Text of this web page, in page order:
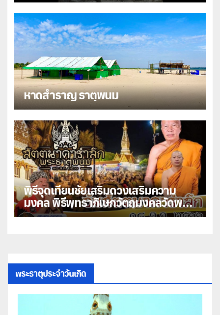
หาดสำราญ ธาตุพนม
พิธีจุดเทียนชัยเสริมดวงเสริมความ
มงคล พิธีพุทธาภิเษกวัตถุมงคลวัดพระ
ธาตุพนม
พระธาตุประจำวันเกิด